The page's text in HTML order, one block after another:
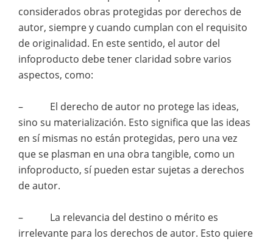
considerados obras protegidas por derechos de
autor, siempre y cuando cumplan con el requisito
de originalidad. En este sentido, el autor del
infoproducto debe tener claridad sobre varios
aspectos, como:
– El derecho de autor no protege las ideas,
sino su materialización. Esto significa que las ideas
en sí mismas no están protegidas, pero una vez
que se plasman en una obra tangible, como un
infoproducto, sí pueden estar sujetas a derechos
de autor.
– La relevancia del destino o mérito es
irrelevante para los derechos de autor. Esto quiere